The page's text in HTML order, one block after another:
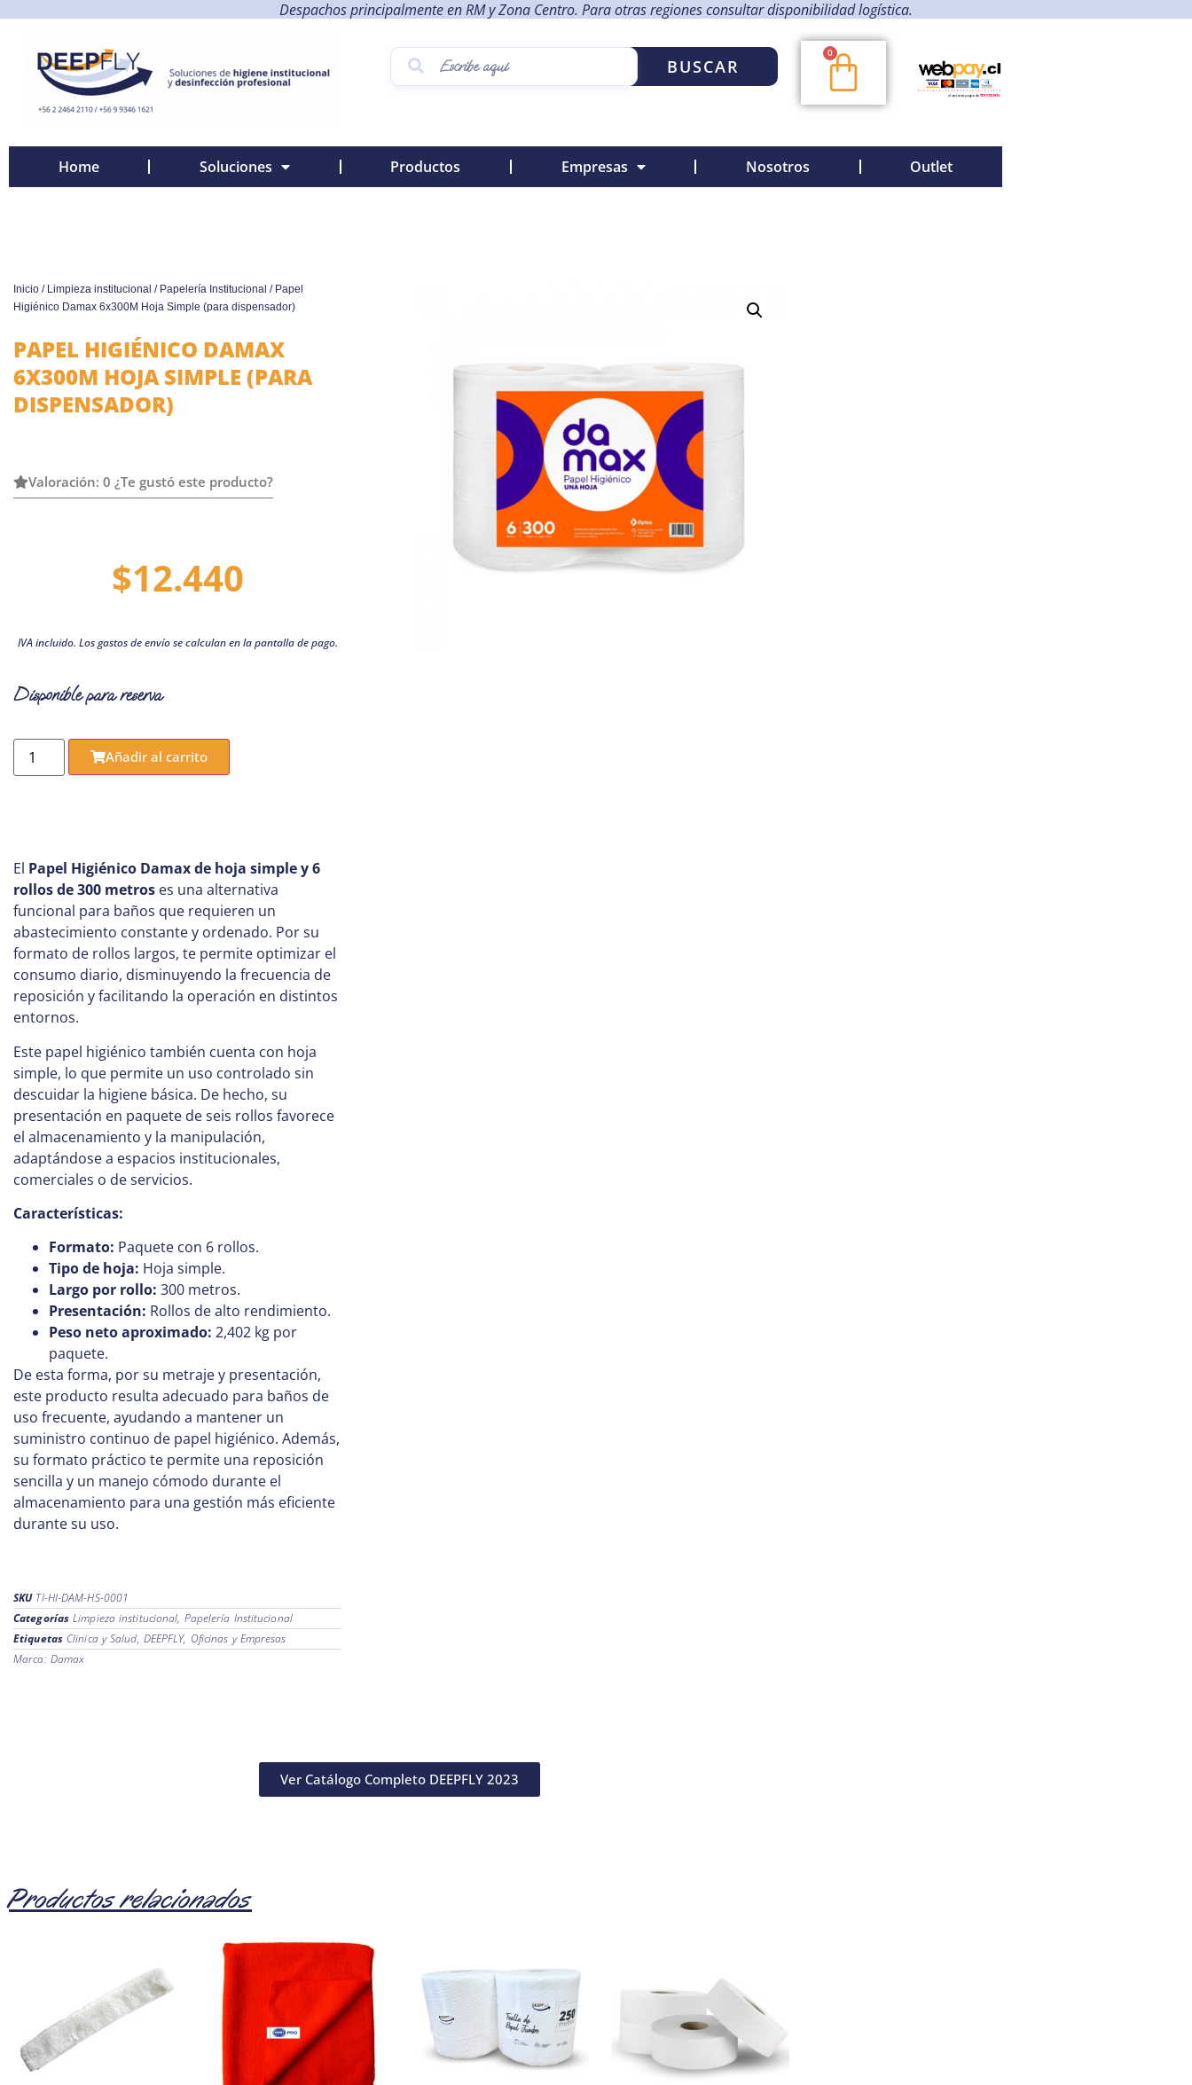
Despachos principalmente en RM y Zona Centro. Para otras regiones consultar disponibilidad logística.
BUSCAR
0
Home Soluciones Productos Empresas Nosotros Outlet
Inicio / Limpieza institucional / Papelería Institucional / Papel
Higiénico Damax 6x300M Hoja Simple (para dispensador)
PAPEL HIGIÉNICO DAMAX
6X300M HOJA SIMPLE (PARA
DISPENSADOR)
Valoración: 0 ¿Te gustó este producto?
$12.440
IVA incluido. Los gastos de envío se calculan en la pantalla de pago.
Disponible para reserva
Añadir al carrito
El Papel Higiénico Damax de hoja simple y 6
rollos de 300 metros es una alternativa
funcional para baños que requieren un
abastecimiento constante y ordenado. Por su
formato de rollos largos, te permite optimizar el
consumo diario, disminuyendo la frecuencia de
reposición y facilitando la operación en distintos
entornos.
Este papel higiénico también cuenta con hoja
simple, lo que permite un uso controlado sin
descuidar la higiene básica. De hecho, su
presentación en paquete de seis rollos favorece
el almacenamiento y la manipulación,
adaptándose a espacios institucionales,
comerciales o de servicios.
Características:
Formato: Paquete con 6 rollos.
Tipo de hoja: Hoja simple.
Largo por rollo: 300 metros.
Presentación: Rollos de alto rendimiento.
Peso neto aproximado: 2,402 kg por
paquete.
De esta forma, por su metraje y presentación,
este producto resulta adecuado para baños de
uso frecuente, ayudando a mantener un
suministro continuo de papel higiénico. Además,
su formato práctico te permite una reposición
sencilla y un manejo cómodo durante el
almacenamiento para una gestión más eficiente
durante su uso.
SKU TI-HI-DAM-HS-0001
Categorías Limpieza institucional, Papelería Institucional
Etiquetas Clinica y Salud, DEEPFLY, Oficinas y Empresas
Marca: Damax
Ver Catálogo Completo DEEPFLY 2023
Productos relacionados